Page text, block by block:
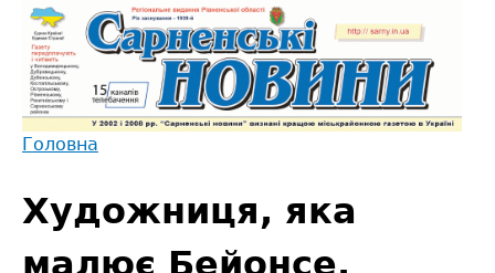
Jump
navigation
є
тут
Головна
to
top
Художниця, яка
малює Бейонсе,